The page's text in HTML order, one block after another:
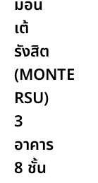
มอน
เต้
รังสิต
(MONTE
RSU)
3
อาคาร
8 ชั้น